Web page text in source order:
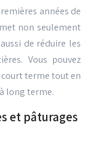
années de
non seulement
de réduire les
Vous pouvez
terme tout en
long terme.
et pâturages